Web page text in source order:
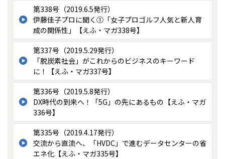
第338号（2019.6.5発行）
伊藤佳子プロに聞く①「女子プロゴルフ人気と新人育
成の関係性」【えふ・マガ338号】
第337号（2019.5.29発行）
「脱炭素社会」がこれからのビジネスのキーワード
に！【えふ・マガ337号】
第336号（2019.5.8発行）
DX時代の到来へ！「5G」の先にあるもの【えふ・マガ
336号】
第335号（2019.4.17発行）
交流から直流へ、「HVDC」で進むデータセンターの省
エネ化【えふ・マガ335号】